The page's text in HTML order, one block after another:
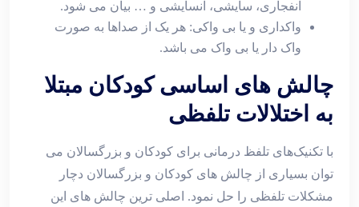
انفجاری، سایشی، انسایشی و … بیان می شود.
واکداری و یا بی واکی: هر یک از صداها به صورت
واک دار یا بی واک می باشد.
چالش های اساسی کودکان مبتلا
به اختلالات تلفظی
با تکنیک‌های تلفظ درمانی برای کودکان و بزرگسالان می
توان بسیاری از چالش های کودکان و بزرگسالان دچار
مشکلات تلفظی را حل نمود. اصلی ترین چالش های این